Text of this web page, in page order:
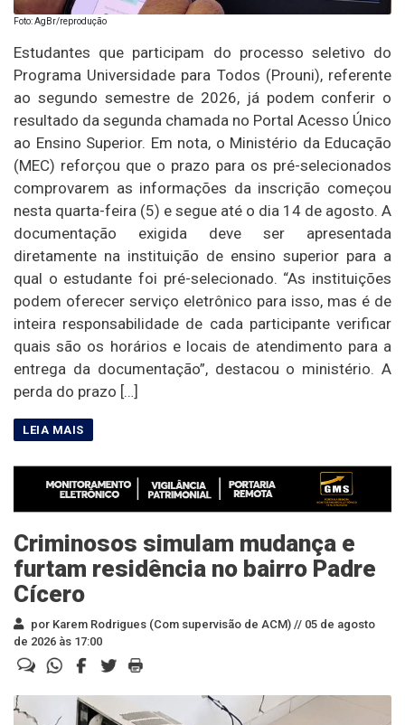
Foto: AgBr/reprodução
Estudantes que participam do processo seletivo do
Programa Universidade para Todos (Prouni), referente
ao segundo semestre de 2026, já podem conferir o
resultado da segunda chamada no Portal Acesso Único
ao Ensino Superior. Em nota, o Ministério da Educação
(MEC) reforçou que o prazo para os pré-selecionados
comprovarem as informações da inscrição começou
nesta quarta-feira (5) e segue até o dia 14 de agosto. A
documentação exigida deve ser apresentada
diretamente na instituição de ensino superior para a
qual o estudante foi pré-selecionado. “As instituições
podem oferecer serviço eletrônico para isso, mas é de
inteira responsabilidade de cada participante verificar
quais são os horários e locais de atendimento para a
entrega da documentação”, destacou o ministério. A
perda do prazo […]
Criminosos simulam mudança e
furtam residência no bairro Padre
Cícero
por Karem Rodrigues (Com supervisão de ACM) // 05 de agosto
de 2026 às 17:00